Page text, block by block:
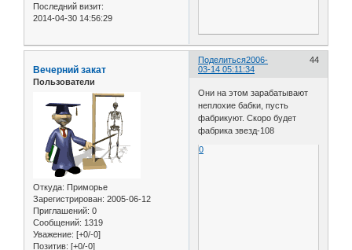
Последний визит:
2014-04-30 14:56:29
Поделиться 44
2006-
03-14 05:11:34
Вечерний закат
Пользователи
Откуда: Приморье
Зарегистрирован: 2005-06-12
Приглашений: 0
Сообщений: 1319
Уважение: [+0/-0]
Позитив: [+0/-0]
Они на этом зарабатывают
неплохие бабки, пусть
фабрикуют. Скоро будет
фабрика звезд-108
0